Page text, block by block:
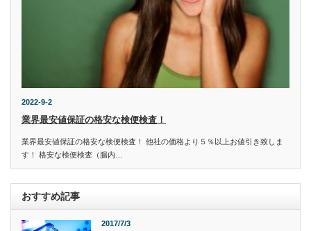
2022-9-2
業界最安値保証の格安な検便検査！
業界最安値保証の格安な検便検査！ 他社の価格より５％以上お値引き致しま
す！ 格安な検便検査（腸内…
おすすめ記事
2017/7/3